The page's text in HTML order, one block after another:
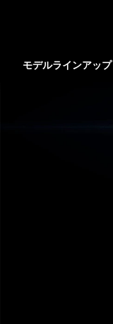
モデルラインアップ